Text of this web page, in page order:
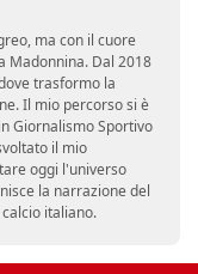
ma con il cuore
Madonnina. Dal 2018
trasformo la
Il mio percorso si è
Giornalismo Sportivo
il mio
oggi l'universo
la narrazione del
italiano.